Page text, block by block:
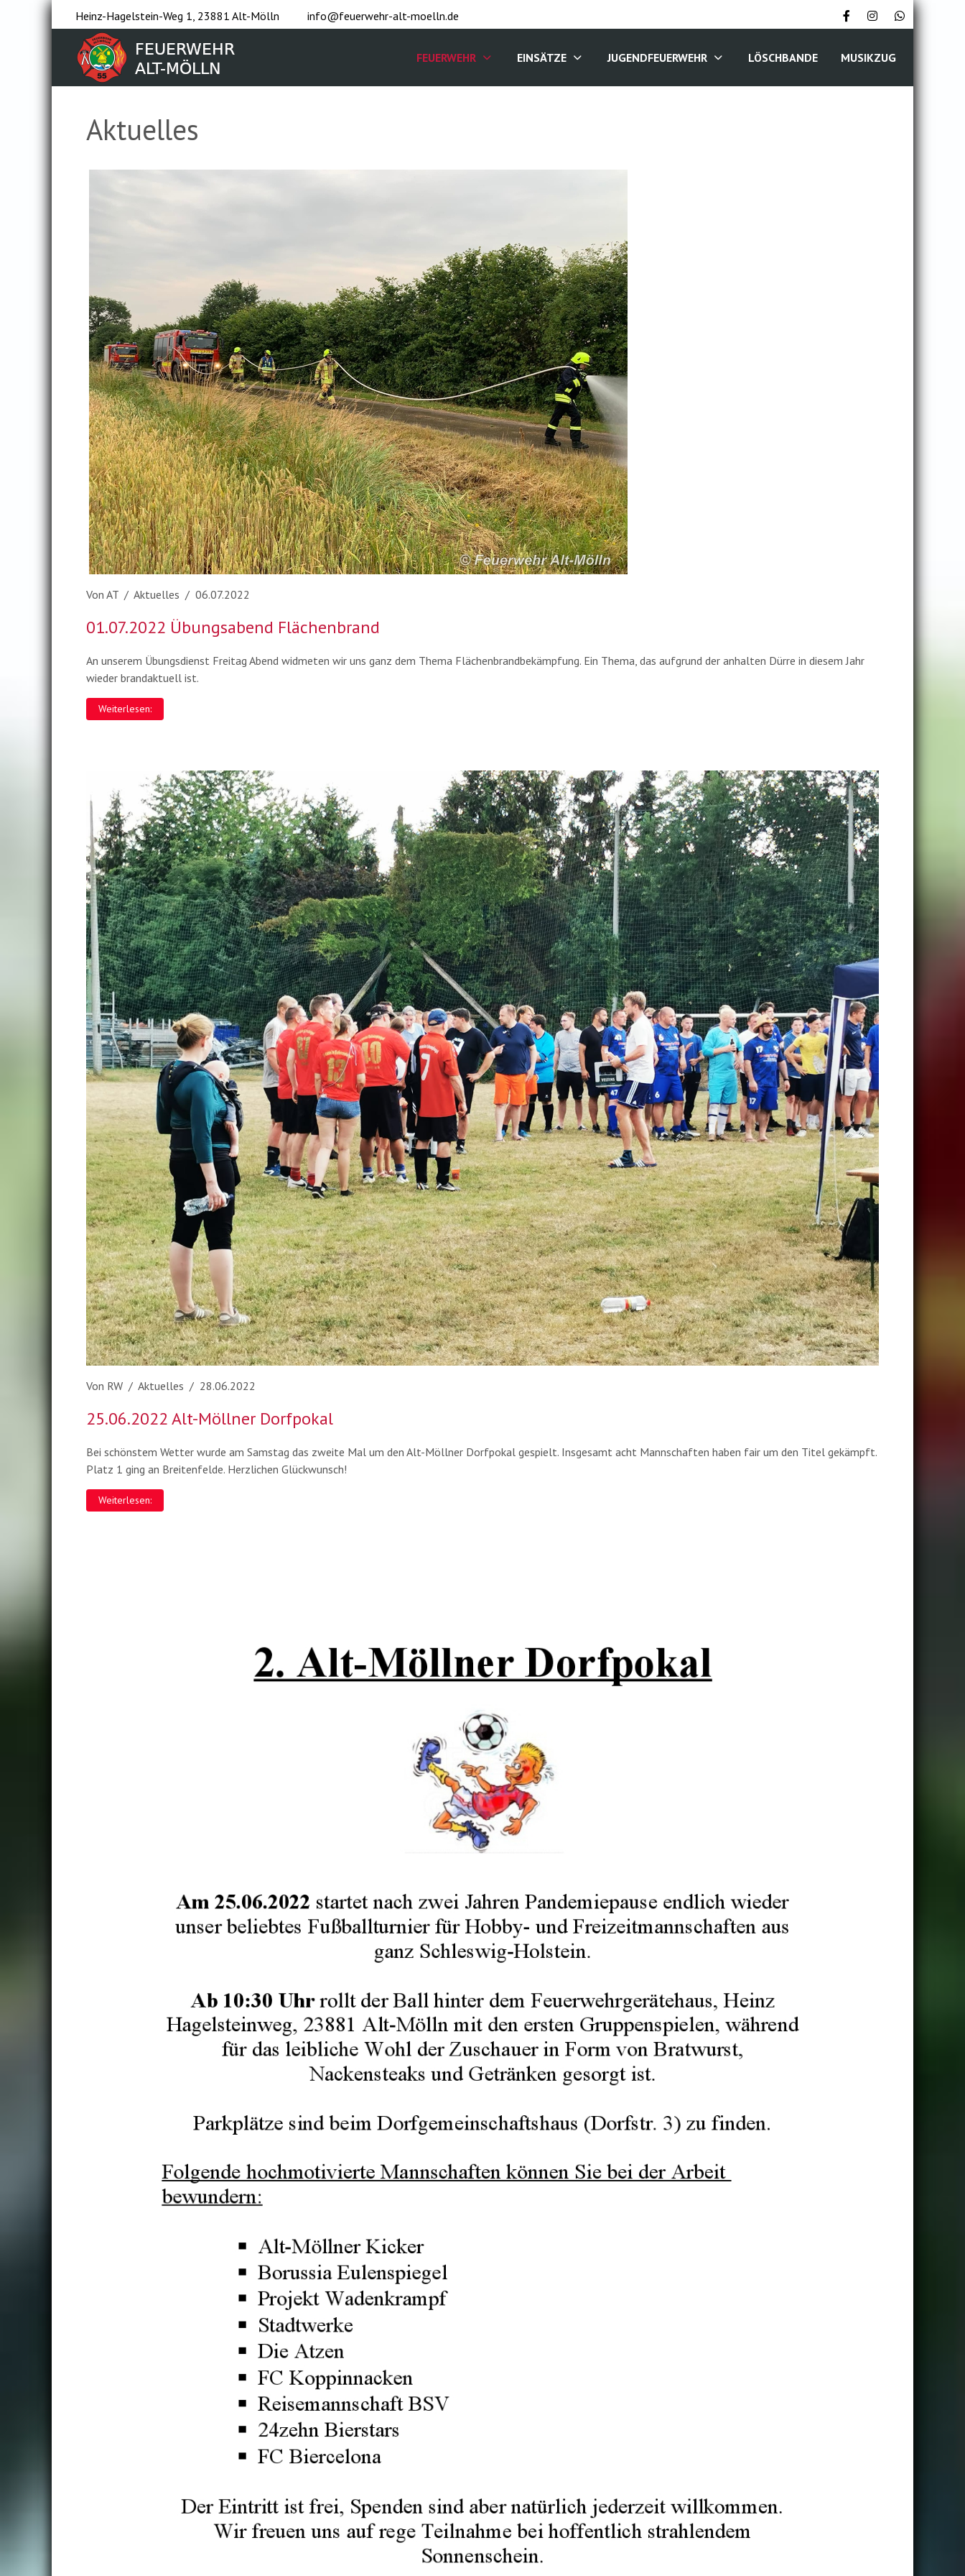
Heinz-Hagelstein-Weg 1, 23881 Alt-Mölln info@feuerwehr-alt-moelln.de
FEUERWEHR EINSÄTZE JUGENDFEUERWEHR LÖSCHBANDE MUSIKZUG
Aktuelles
Von AT / Aktuelles / 06.07.2022
01.07.2022 Übungsabend Flächenbrand
An unserem Übungsdienst Freitag Abend widmeten wir uns ganz dem Thema Flächenbrandbekämpfung. Ein Thema, das aufgrund der anhalten Dürre in diesem Jahr
wieder brandaktuell ist.
Weiterlesen:
Von RW / Aktuelles / 28.06.2022
25.06.2022 Alt-Möllner Dorfpokal
Bei schönstem Wetter wurde am Samstag das zweite Mal um den Alt-Möllner Dorfpokal gespielt. Insgesamt acht Mannschaften haben fair um den Titel gekämpft.
Platz 1 ging an Breitenfelde. Herzlichen Glückwunsch!
Weiterlesen: